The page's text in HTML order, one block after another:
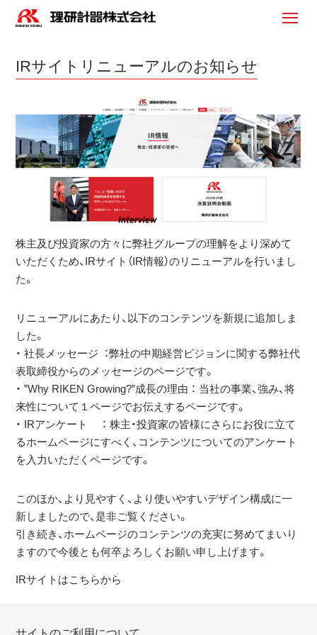
IRサイトリニューアルのお知らせ
株主及び投資家の方々に弊社グループの理解をより深めて
いただくため、IRサイト（IR情報）のリニューアルを行いまし
た。
リニューアルにあたり、以下のコンテンツを新規に追加しま
した。
・ 社長メッセージ ：弊社の中期経営ビジョンに関する弊社代
表取締役からのメッセージのページです。
・ ”Why RIKEN Growing?”成長の理由 ： 当社の事業、強み、将
来性について１ページでお伝えするページです。
・ IRアンケート ： 株主・投資家の皆様にさらにお役に立て
るホームページにすべく、コンテンツについてのアンケート
を入力いただくページです。
このほか、より見やすく、より使いやすいデザイン構成に一
新しましたので、是非ご覧ください。
引き続き、ホームページのコンテンツの充実に努めてまいり
ますので今後とも何卒よろしくお願い申し上げます。
IRサイトはこちらから